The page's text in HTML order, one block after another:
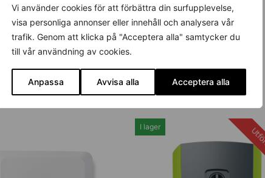
Vi använder cookies för att förbättra din surfupplevelse,
visa personliga annonser eller innehåll och analysera vår
trafik. Genom att klicka på "Acceptera alla" samtycker du
till vår användning av cookies.
Anpassa Avvisa alla Acceptera alla
I lager